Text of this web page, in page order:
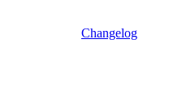
Changelog